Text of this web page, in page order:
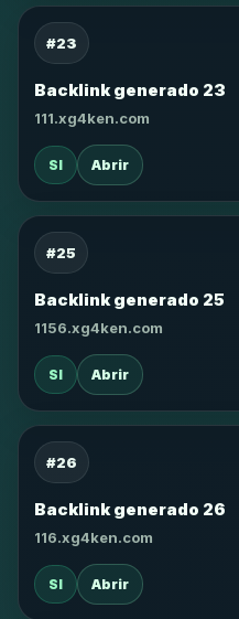
#23
Backlink generado 23
111.xg4ken.com
SI Abrir
#25
Backlink generado 25
1156.xg4ken.com
SI Abrir
#26
Backlink generado 26
116.xg4ken.com
SI Abrir